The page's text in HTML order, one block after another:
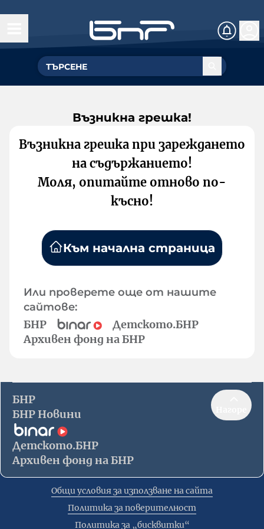
Възникна грешка!
Възникна грешка при зареждането
на съдържанието!
Моля, опитайте отново по-
късно!
Към начална страница
Или проверете още от нашите
сайтове:
БНР
Детското.БНР
Архивен фонд на БНР
БНР
БНР Новини
Детското.БНР
Архивен фонд на БНР
Общи условия за използване на сайта
Политика за поверителност
Политика за „бисквитки“